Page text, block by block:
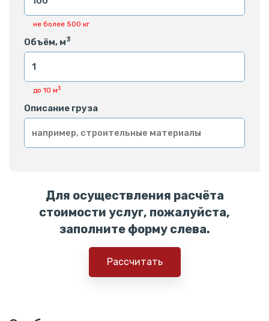
не более 500 кг
Объём, м3
до 10 м3
Описание груза
Для осуществления расчёта
стоимости услуг, пожалуйста,
заполните форму слева.
Рассчитать